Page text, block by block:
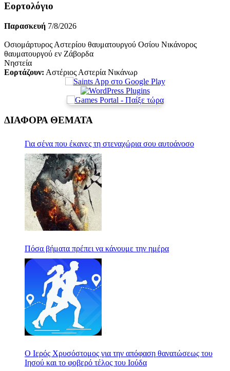
Εορτολόγιο
Παρασκευή 7/8/2026
Οσιομάρτυρος Αστερίου θαυματουργού Οσίου Νικάνορος
θαυματουργού εν Ζάβορδα
Νηστεία
Εορτάζουν: Αστέριος Αστερία Νικάνωρ
ΔΙΑΦΟΡΑ ΘΕΜΑΤΑ
Για σένα που έκανες τη στεναχώρια σου αυτοάνοσο
Πόσα βήματα πρέπει να κάνουμε την ημέρα
Ο Ιερός Χρυσόστομος για την απόφαση θανατώσεως του
Ιησού και το φοβερό τέλος του Ιούδα